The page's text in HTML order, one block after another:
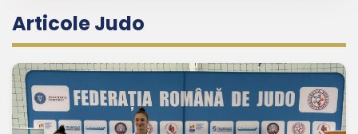
Articole Judo